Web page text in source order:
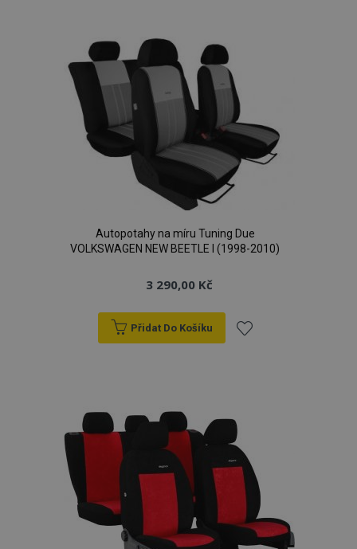
Autopotahy na míru Tuning Due
VOLKSWAGEN NEW BEETLE I (1998-2010)
3 290,00 Kč
Přidat Do Košíku
oblíbeným